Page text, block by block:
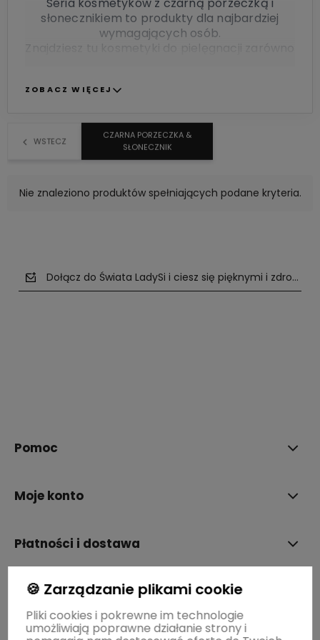
słonecznikiem to produkty dla najbardziej
wymagających osób.
pochodzenia roślinnego.
konserwantów ani kompozycji zapachowych.
Spełniają wymogi wegetarian i wegan.
ZOBACZ WIĘCEJ
WSTECZ
CZARNA PORZECZKA &
SŁONECZNIK
Nie znaleziono produktów spełniających podane kryteria.
Dołącz do Świata LadySi i ciesz się pięknymi i
Pomoc
Moje konto
Płatności i dostawa
Informacje
🍪 Zarządzanie plikami cookie
Pliki cookies i pokrewne im technologie
umożliwiają poprawne działanie strony i